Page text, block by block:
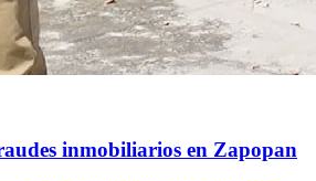
inmobiliarios en Zapopan